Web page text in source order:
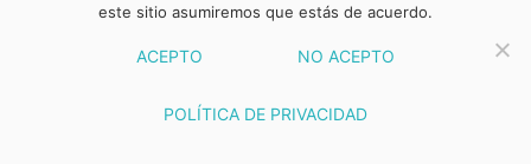
este sitio asumiremos que estás de acuerdo.
ACEPTO NO ACEPTO
POLÍTICA DE PRIVACIDAD